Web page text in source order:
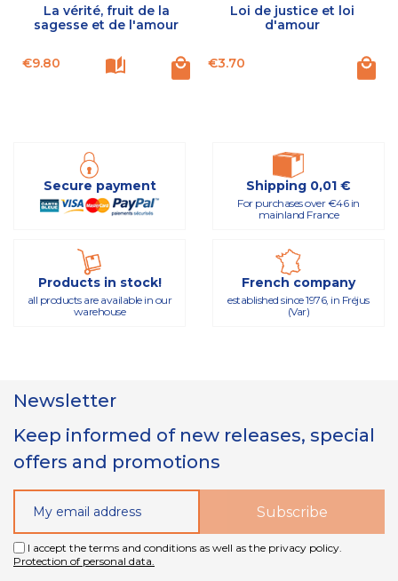
La vérité, fruit de la
sagesse et de l'amour
Price
€9.80
Loi de justice et loi
d'amour
Price
€3.70
Secure payment Shipping 0,01 €
For purchases over €46 in
mainland France
Products in stock!
all products are available in our
warehouse
French company
established since 1976, in Fréjus
(Var)
Newsletter
Keep informed of new releases, special
offers and promotions
I accept the terms and conditions as well as the privacy policy.
Protection of personal data.